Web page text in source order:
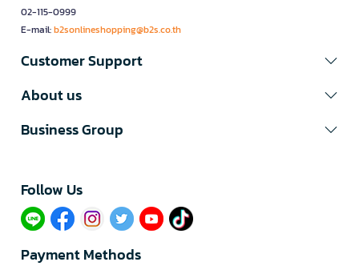
02-115-0999
E-mail:b2sonlineshopping@b2s.co.th
Customer Support
About us
Business Group
Follow Us​
Payment Methods